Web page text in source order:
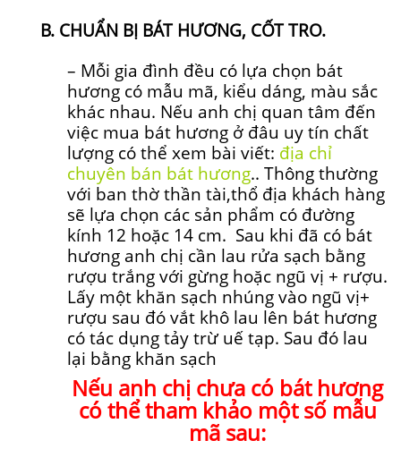
B. CHUẨN BỊ BÁT HƯƠNG, CỐT TRO.
– Mỗi gia đình đều có lựa chọn bát
hương có mẫu mã, kiểu dáng, màu sắc
khác nhau. Nếu anh chị quan tâm đến
việc mua bát hương ở đâu uy tín chất
lượng có thể xem bài viết: địa chỉ
chuyên bán bát hương.. Thông thường
với ban thờ thần tài,thổ địa khách hàng
sẽ lựa chọn các sản phẩm có đường
kính 12 hoặc 14 cm. Sau khi đã có bát
hương anh chị cần lau rửa sạch bằng
rượu trắng với gừng hoặc ngũ vị + rượu.
Lấy một khăn sạch nhúng vào ngũ vị+
rượu sau đó vắt khô lau lên bát hương
có tác dụng tảy trừ uế tạp. Sau đó lau
lại bằng khăn sạch
Nếu anh chị chưa có bát hương
có thể tham khảo một số mẫu
mã sau: